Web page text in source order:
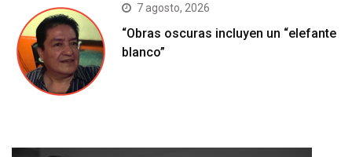
7 agosto, 2026
“Obras oscuras incluyen un “elefante
blanco”